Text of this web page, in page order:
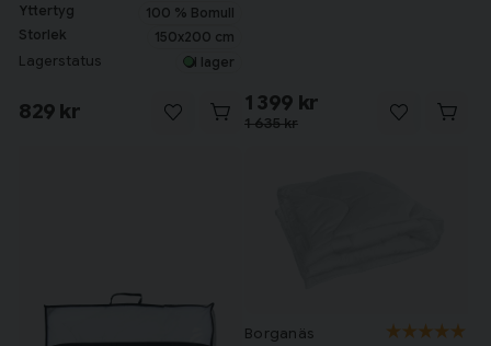
Yttertyg
100 % Bomull
Storlek
150x200 cm
Lagerstatus I lager
829 kr 1 635 kr
1 399 kr
Borganäs